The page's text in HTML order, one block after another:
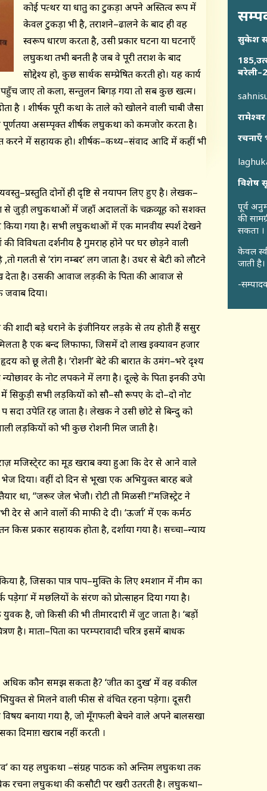
कोई पत्थर या धातु का टुकड़ा अपने अस्तित्व रूप में
केवल टुकड़ा भी है, तराशने–ढालने के बाद ही वह
स्वरूप धारण करता है, उसी प्रकार घटना या घटनाएँ
लघुकथा तभी बनती है जब वे पूरी तराश के बाद
सोद्देश्य हो, कुछ सार्थक सम्प्रेषित करती हो। यह कार्य
जाए तो कला, सन्तुलन बिगड़ गया तो सब कुछ खत्म।
है । शीर्षक पूरी कथा के ताले को खोलने वाली चाबी जैसा
पूर्णतया असम्पृक्त शीर्षक लघुकथा को कमजोर करता है।
करने में सहायक हो। शीर्षक–कथ्य–संवाद आदि में कहीं भी
दोनों ही दृष्टि से नयापन लिए हुए है। लेखक–
से जुड़ी लघुकथाओं में जहाँ अदालतों के चक्रव्यूह को सशक्त
किया गया है। सभी लघुकथाओं में एक मानवीय स्पर्श देखने
विविधता दर्शनीय है गुमराह होने पर घर छोड़ने वाली
गलती से ‘रांग नम्बर’ लग जाता है। उधर से बेटी को लौटने
देता है। उसकी आवाज लड़की के पिता की आवाज से
दिया।
शादी बड़े धराने के इंजीनियर लड़के से तय होती हैं ससुर
है एक बन्द लिफाफा, जिसमें दो लाख इक्यावन हजार
को छू लेती है। ‘रोशनी’ बेटे की बारात के उमंग–भरे दृश्य
के नोट लपकने में लगा है। दूल्हे के पिता इनकी उपेक्षा
सिकुड़ी सभी लड़कियों को सौ–सौ रूपए के दो–दो नोट
सदा उपेक्षित रह जाता है। लेखक ने उसी छोटे से बिन्दु को
लड़कियों को भी कुछ रोशनी मिल जाती है।
मजिस्टे्रट का मूड खराब क्या हुआ कि देर से आने वाले
दिया। वहीं दो दिन से भूखा एक अभियुक्त बारह बजे
था, ‘‘जरूर जेल भेजौ। रोटी तौ मिळसी !’’मजिस्ट्रेट ने
से आने वालों की माफी दे दी। ‘ऊर्जा’ में एक कर्मठ
किस प्रकार सहायक होता है, दर्शाया गया है। सच्चा–न्याय
है, जिसका पात्र पाप–मुक्ति के लिए श्मशान में नीम का
में मछलियों के संरक्षण को प्रोत्साहन दिया गया है।
है, जो किसी की भी तीमारदारी में जुट जाता है। ‘बड़ों
है। माता–पिता का परम्परावादी चरित्र इसमें बाधक
अधिक कौन समझ सकता है? ‘जीत का दुख’ में वह वकील
से मिलने वाली फीस से वंचित रहना पड़ेगा। दूसरी
विषय बनाया गया है, जो मूँगफली बेचने वाले अपने बालसखा
दिमाग़ खराब नहीं करती ।
का यह लघुकथा –संग्रह पाठक को अन्तिम लघुकथा तक
रचना लघुकथा की कसौटी पर खरी उतरती है। लघुकथा–
सुकेश
विशेष
पूर्व
की
सकता ।
केवल
जाती है।
-